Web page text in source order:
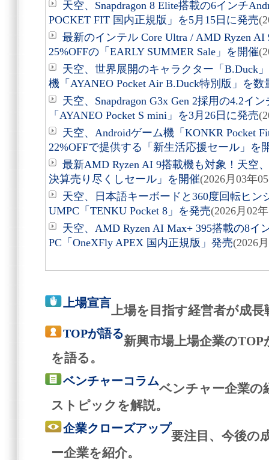
天空、Snapdragon 8 Elite搭載の6インチ
POCKET FIT 国内正規版」を5月15日に発売
最新のインテル Core Ultra / AMD Ryzen
25%OFFの「EARLY SUMMER Sale」を開催
天空、世界展開のキャラクター「B.Duck
機「AYANEO Pocket Air B.Duck特別版」を数
天空、Snapdragon G3x Gen 2採用の4.2イ
「AYANEO Pocket S mini」を3月26日に発売
天空、Androidゲーム機「KONKR Pocket
22%OFFで提供する「新生活応援セール」を
最新AMD Ryzen AI 9搭載機も対象！天空
決算売り尽くしセール」を開催(2026月03年
天空、日本語キーボードと360度回転ヒン
UMPC「TENKU Pocket 8」を発売(2026月02
天空、AMD Ryzen AI Max+ 395搭載の8イ
PC「OneXFly APEX 国内正規版」発売(2026
上場宣言
上場を目指す経営者が成
TOPが語る
新興市場上場企業の
を語る。
ベンチャーコラム
ベンチャー企業の
ストピックを解説。
企業クローズアップ
要注目、今後の
ー企業を紹介。